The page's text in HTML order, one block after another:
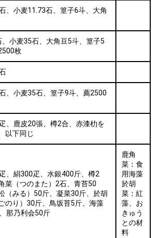
、小麦11.73石、篁子6斗、大角
、小麦35石、大角豆5斗、篁子5
枚
、小麦35石、篁子9斗、薦2500
、鹿皮20張、樽2合、赤漆朸を
以下同じ
、絹300疋、水銀400斤、樽2
菜（つのまた）2石、青苔50
（みる）50斤、凝菜30斤、於胡
のり）30斤、鳥坂苔5斤、海藻
那乃利会50斤
鹿角
菜：食
用海藻
於胡
菜：紅
藻、お
きゅう
との材
料